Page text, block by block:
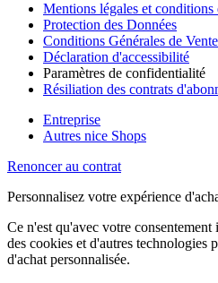
Mentions légales et
Protection des Données
Conditions Générales de
Déclaration d'accessibilité
Paramètres de confidentialité
Résiliation des contrats
Entreprise
Autres nice Shops
Renoncer au contrat
Personnalisez votre expérience
Ce n'est qu'avec votre
des cookies et d'autres technologies
d'achat personnalisée.